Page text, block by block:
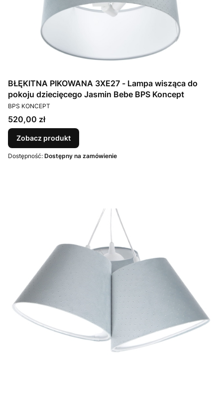
BŁĘKITNA PIKOWANA 3XE27 - Lampa wisząca do
pokoju dziecięcego Jasmin Bebe BPS Koncept
PRODUCENT
BPS KONCEPT
Cena
520,00 zł
Zobacz produkt
Dostępność: Dostępny na zamówienie